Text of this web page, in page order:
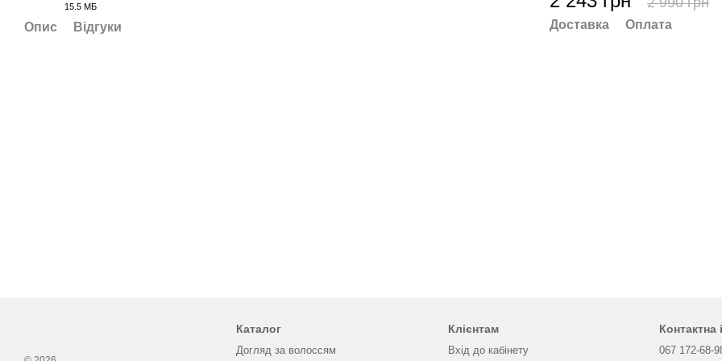
15.5 МБ
Опис Відгуки Доставка Оплата
Каталог
Догляд за волоссям
Клієнтам
Вхід до кабінету
Контактна
067 172-68-